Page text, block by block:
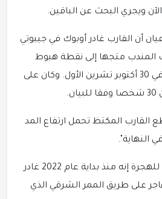
ويجري البحث عن الباقين.
أن القارب غادر أوبوك في جيبوتي
المندب متجها إلى نقطة هبوط
قبالة السواحل اليمنية في 30 أكتوبر تشرين الأول. وكان على
القارب المكتظ تحمل ارتفاع المد
النهاية".
وتقول المنظمة الدولية للهجرة إنه منذ بداية عام 2022 غادر
54 ألف مهاجر على طريق الممر الشرقي الذي